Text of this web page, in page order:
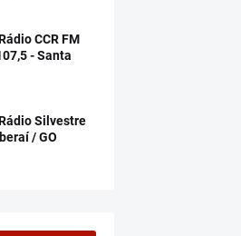
CCR FM
- Santa
Silvestre
/ GO